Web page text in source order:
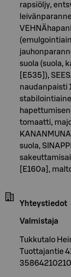
rapsiöljy,
suola (suola,
[E535]),
naudanpaisti
tomaatti,
suola,
[E160a],
Yhteystiedot
Valmistaja
Tukkutalo
Tuottajantie
35864210210